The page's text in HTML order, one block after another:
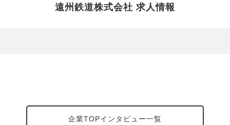
遠州鉄道株式会社 求人情報
企業TOPインタビュー一覧